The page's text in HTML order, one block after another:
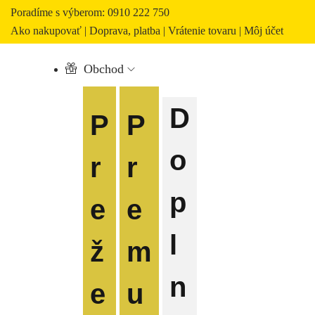
Poradíme s výberom: 0910 222 750
Ako nakupovať | Doprava, platba | Vrátenie tovaru | Môj účet
Obchod
P
r
e
ž
e
P
r
e
m
u
D
o
p
l
n